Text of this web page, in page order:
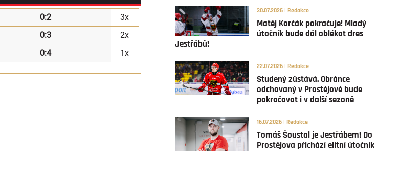
0:2
3x
0:3
2x
0:4
1x
30.07.2026 | Redakce
Matěj Korčák pokračuje! Mladý
útočník bude dál oblékat dres
Jestřábů!
22.07.2026 | Redakce
Studený zůstává. Obránce
odchovaný v Prostějově bude
pokračovat i v další sezoně
16.07.2026 | Redakce
Tomáš Šoustal je Jestřábem! Do
Prostějova přichází elitní útočník